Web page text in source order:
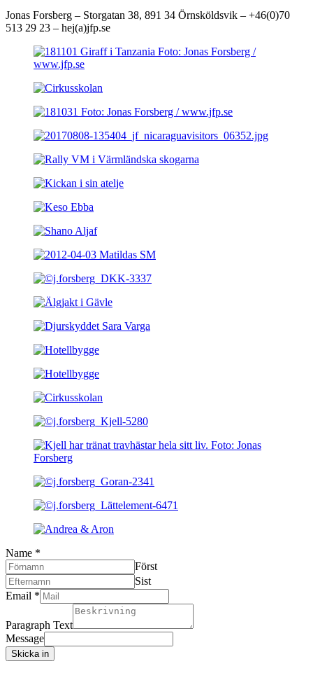
Jonas Forsberg – Storgatan 38, 891 34 Örnsköldsvik – +46(0)70
513 29 23 – hej(a)jfp.se
Name *
Först
Sist
Email *
Paragraph Text
Message
Skicka in